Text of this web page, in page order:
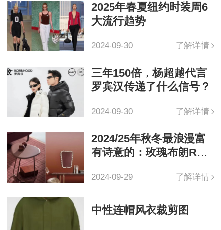
2025年春夏纽约时装周6
大流行趋势
2024-09-30 了解详情
三年150倍，杨超越代言
罗宾汉传递了什么信号？
2024-09-30 了解详情
2024/25年秋冬最浪漫富
有诗意的：玫瑰布朗Ros
2024-09-29 了解详情
中性连帽风衣裁剪图